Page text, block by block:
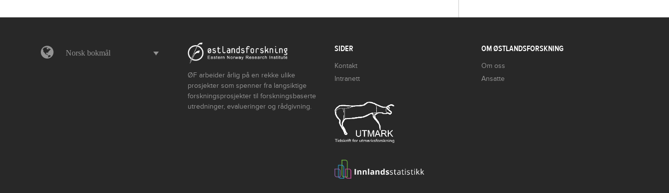
Norsk bokmål
ØF arbeider årlig på en rekke ulike
prosjekter som spenner fra langsiktige
forskningsprosjekter til forskningsbaserte
utredninger, evalueringer og rådgivning.
SIDER
Kontakt
Intranett
OM ØSTLANDSFORSKNING
Om oss
Ansatte